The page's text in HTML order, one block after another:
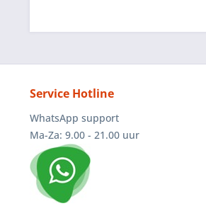
Service Hotline
WhatsApp support
Ma-Za: 9.00 - 21.00 uur